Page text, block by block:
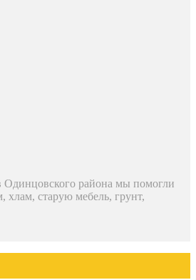
Одинцовского района мы помогли
старую мебель, грунт,